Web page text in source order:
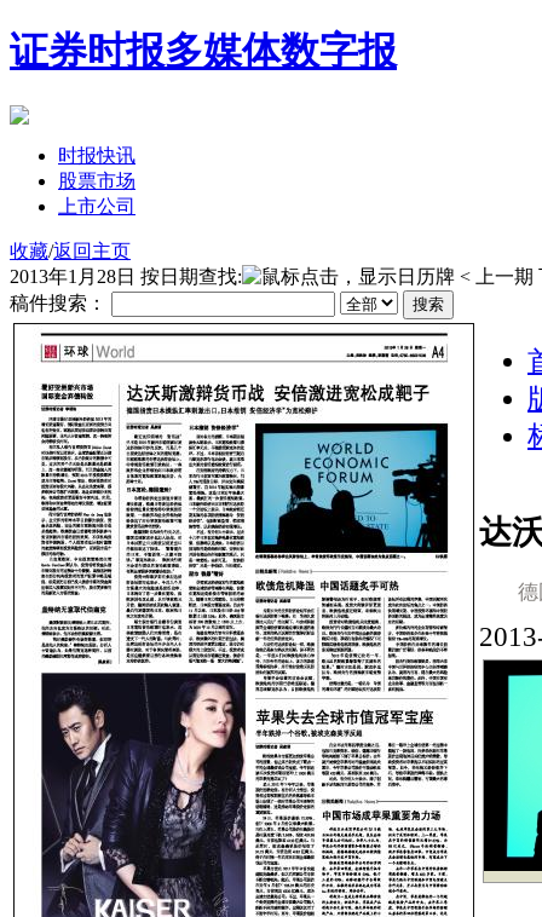
证券时报多媒体数字报
时报快讯
股票市场
上市公司
收藏/返回主页
2013年1月28日 按日期查找: < 上一期
稿件搜索：
达